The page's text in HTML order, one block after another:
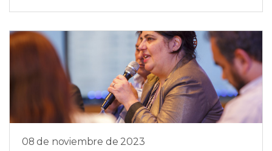
08 de noviembre de 2023